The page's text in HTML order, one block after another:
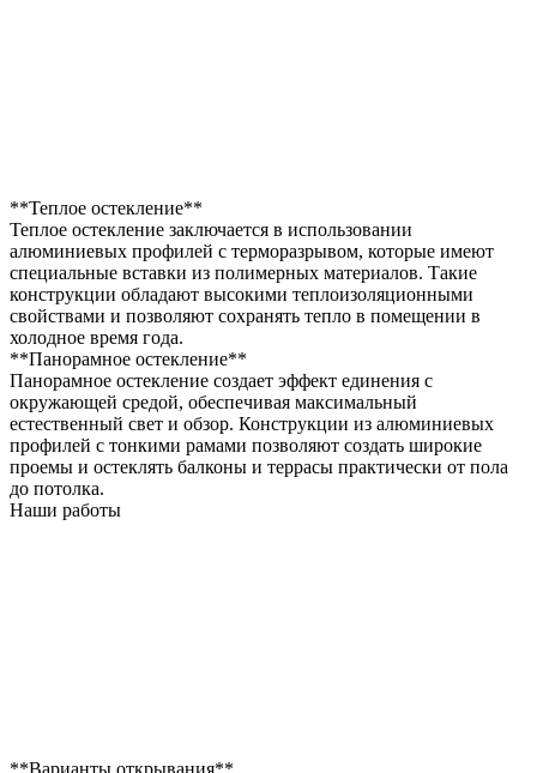
**Теплое остекление**
Теплое остекление заключается в использовании
алюминиевых профилей с терморазрывом, которые имеют
специальные вставки из полимерных материалов. Такие
конструкции обладают высокими теплоизоляционными
свойствами и позволяют сохранять тепло в помещении в
холодное время года.
**Панорамное остекление**
Панорамное остекление создает эффект единения с
окружающей средой, обеспечивая максимальный
естественный свет и обзор. Конструкции из алюминиевых
профилей с тонкими рамами позволяют создать широкие
проемы и остеклять балконы и террасы практически от пола
до потолка.
Наши работы
**Варианты открывания**